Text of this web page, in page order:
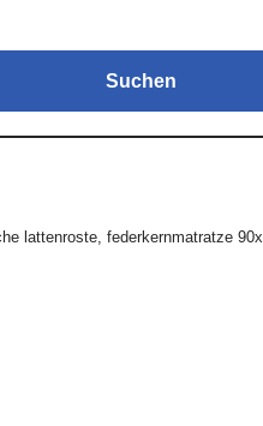
Suchen
lattenroste, federkernmatratze